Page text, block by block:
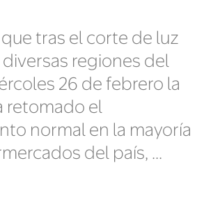
tras el corte de luz
regiones del
26 de febrero la
retomado el
normal en la mayoría
del país, ...